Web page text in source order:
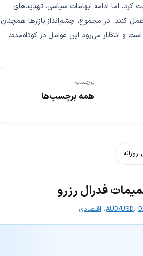
اما ادامه ابهامات سیاسی، تهدیدهای
کنند. در مجموع، چشم‌انداز بازارها همچنان
است و انتظار می‌رود این عوامل در کوتاه‌مدت
برچسب
همه برچسب‌ها
فدرال رزرو
AUD/USD، ، اقتصادی